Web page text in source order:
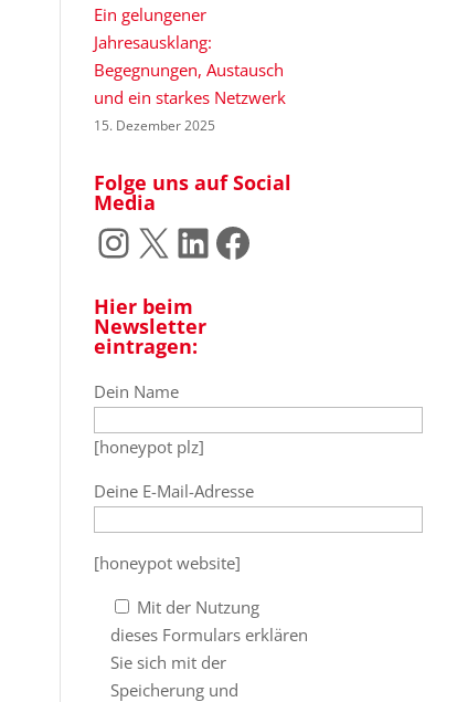
Ein gelungener
Jahresausklang:
Begegnungen, Austausch
und ein starkes Netzwerk
15. Dezember 2025
Folge uns auf Social
Media
Instagram
X LinkedIn
Facebook
Hier beim
Newsletter
eintragen:
Dein Name
[honeypot plz]
Deine E-Mail-Adresse
[honeypot website]
Mit der Nutzung
dieses Formulars erklären
Sie sich mit der
Speicherung und